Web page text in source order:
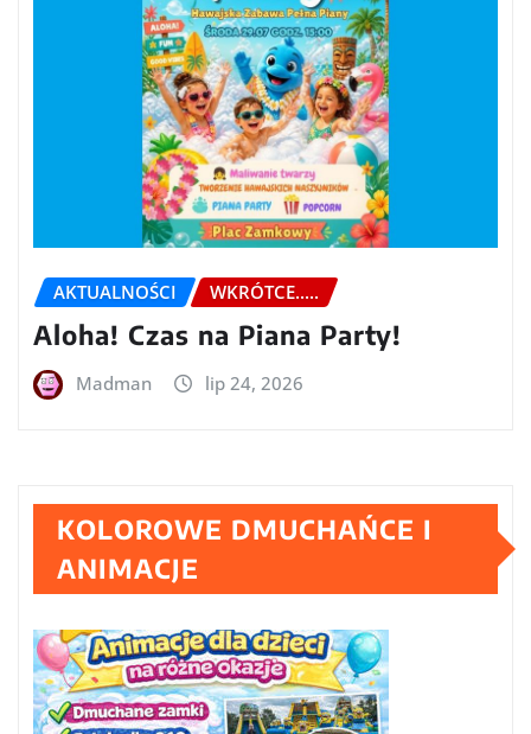
AKTUALNOŚCI WKRÓTCE.....
Aloha! Czas na Piana Party!
Madman lip 24, 2026
KOLOROWE DMUCHAŃCE I
ANIMACJE